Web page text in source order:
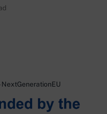
NextGenerationEU